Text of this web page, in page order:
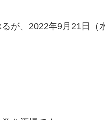
が、2022年9月21日（